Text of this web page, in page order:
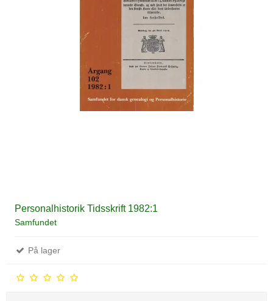
Personalhistorik Tidsskrift 1982:1
Samfundet
På lager